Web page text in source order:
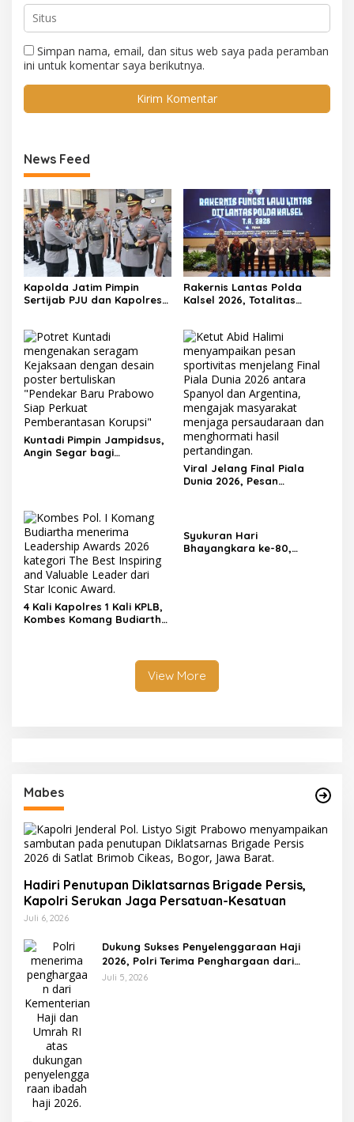
Simpan nama, email, dan situs web saya pada peramban
ini untuk komentar saya berikutnya.
News Feed
Kapolda Jatim Pimpin
Sertijab PJU dan Kapolres,
Pelayanan Presisi
Rakernis Lantas Polda
Kalsel 2026, Totalitas
Kuntadi Pimpin Jampidsus,
Angin Segar bagi
Viral Jelang Final Piala
Dunia 2026, Pesan
Dicintai Tuhan
4 Kali Kapolres 1 Kali KPLB,
Kombes Komang Budiartha
Syukuran Hari
Bhayangkara ke-80,
View More
Mabes
Hadiri Penutupan Diklatsarnas Brigade Persis,
Kapolri Serukan Jaga Persatuan-Kesatuan
Juli 6, 2026
Dukung Sukses Penyelenggaraan Haji
2026, Polri Terima Penghargaan dari
Kemenhaj dan Umrah
Juli 5, 2026